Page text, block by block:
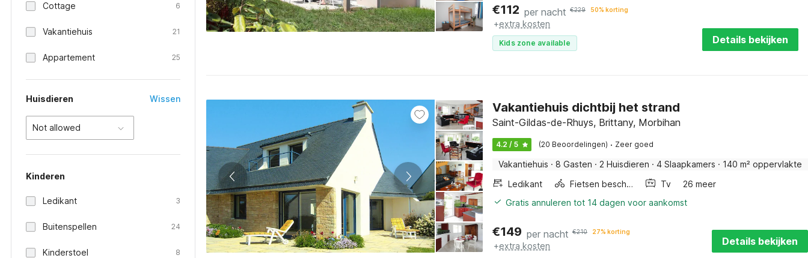
Cottage 6
Vakantiehuis 21
Appartement 25
Huisdieren Wissen
Not allowed
Kinderen
Ledikant 3
Buitenspellen 24
Kinderstoel 8
€112 per nacht €229 50% korting
+extra kosten
Kids zone available Details bekijken
Vakantiehuis dichtbij het strand
Saint-Gildas-de-Rhuys, Brittany, Morbihan
4.2 / 5 (20 Beoordelingen) · Zeer goed
Vakantiehuis · 8 Gasten · 2 Huisdieren · 4 Slaapkamers · 140 m² oppervlakte
Ledikant
Fietsen beschikbaar Tv
26 meer
Gratis annuleren tot 14 dagen voor aankomst
€149 per nacht €210 27% korting
+extra kosten Details bekijken